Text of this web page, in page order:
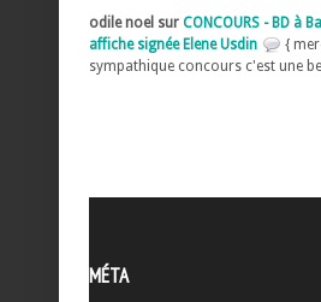
odile noel sur CONCOURS - BD à
affiche signée Elene Usdin
{
sympathique concours c'est une
MÉTA